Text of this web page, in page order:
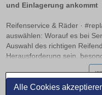
Alle Cookies
und Einlagerung ankommt
Reifenservice & Räder ·
auswählen: Worauf es bei
Auswahl des richtigen
Herausforderung sein,
Zuverlässigkeit geht. Ein
beim Auswuchten und
sondern auch optimale